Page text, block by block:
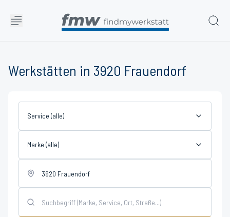
Werkstätten in 3920 Frauendorf
Service (alle)
Marke (alle)